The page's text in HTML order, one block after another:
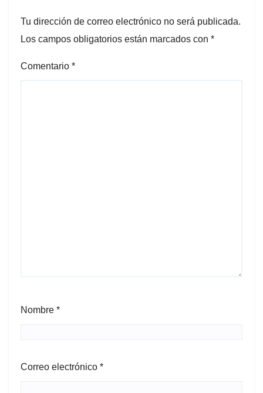
Tu dirección de correo electrónico no será publicada.
Los campos obligatorios están marcados con *
Comentario *
Nombre *
Correo electrónico *